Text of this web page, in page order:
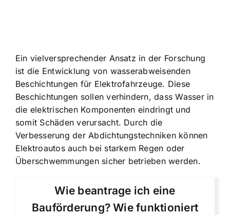
Ein vielversprechender Ansatz in der Forschung
ist die Entwicklung von wasserabweisenden
Beschichtungen für Elektrofahrzeuge. Diese
Beschichtungen sollen verhindern, dass Wasser in
die elektrischen Komponenten eindringt und
somit Schäden verursacht. Durch die
Verbesserung der Abdichtungstechniken können
Elektroautos auch bei starkem Regen oder
Überschwemmungen sicher betrieben werden.
Wie beantrage ich eine
Bauförderung? Wie funktioniert